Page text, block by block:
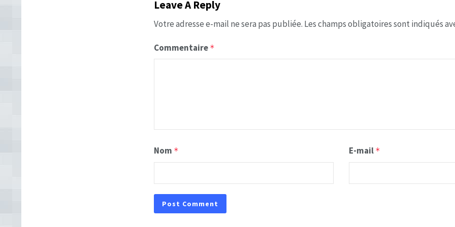
Leave A Reply
Votre adresse e-mail ne sera pas publiée. Les champs obligatoires sont indiqués
Commentaire *
Nom * E-mail *